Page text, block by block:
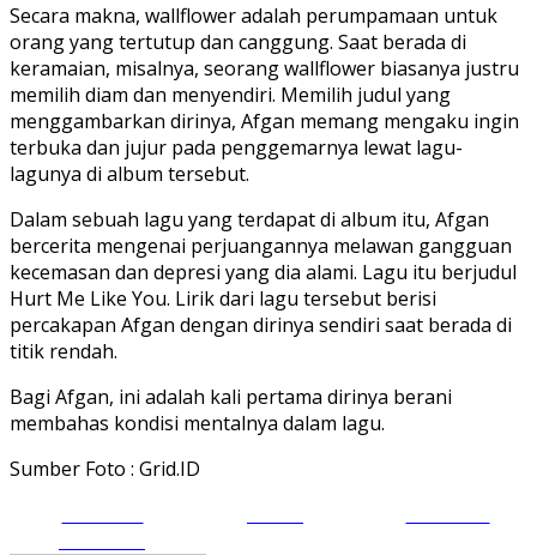
Secara makna, wallflower adalah perumpamaan untuk
orang yang tertutup dan canggung. Saat berada di
keramaian, misalnya, seorang wallflower biasanya justru
memilih diam dan menyendiri. Memilih judul yang
menggambarkan dirinya, Afgan memang mengaku ingin
terbuka dan jujur pada penggemarnya lewat lagu-
lagunya di album tersebut.
Dalam sebuah lagu yang terdapat di album itu, Afgan
bercerita mengenai perjuangannya melawan gangguan
kecemasan dan depresi yang dia alami. Lagu itu berjudul
Hurt Me Like You. Lirik dari lagu tersebut berisi
percakapan Afgan dengan dirinya sendiri saat berada di
titik rendah.
Bagi Afgan, ini adalah kali pertama dirinya berani
membahas kondisi mentalnya dalam lagu.
Sumber Foto : Grid.ID